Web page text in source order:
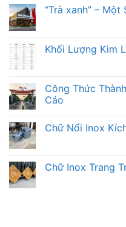
“Trà xanh” –
Khối Lượng Kim
Công Thức
Cáo
Chữ Nổi Inox
Chữ Inox Trang